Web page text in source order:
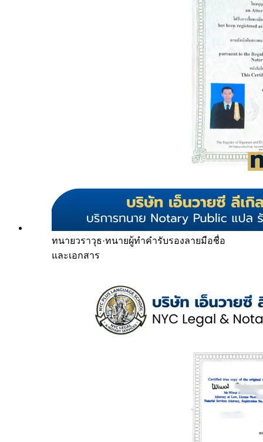
ทนายวราวุธ·ทนายผู้ทำคำรับรองลายมือชื่อ
และเอกสาร